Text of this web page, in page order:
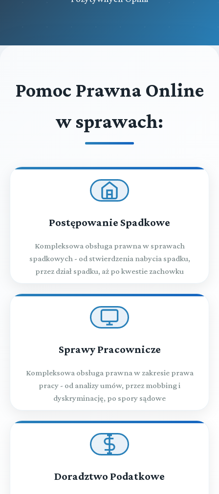
Pomoc Prawna Online
w sprawach:
Postępowanie Spadkowe
Kompleksowa obsługa prawna w sprawach
spadkowych - od stwierdzenia nabycia spadku,
przez dział spadku, aż po kwestie zachowku
Sprawy Pracownicze
Kompleksowa obsługa prawna w zakresie prawa
pracy - od analizy umów, przez mobbing i
dyskryminację, po spory sądowe
Doradztwo Podatkowe